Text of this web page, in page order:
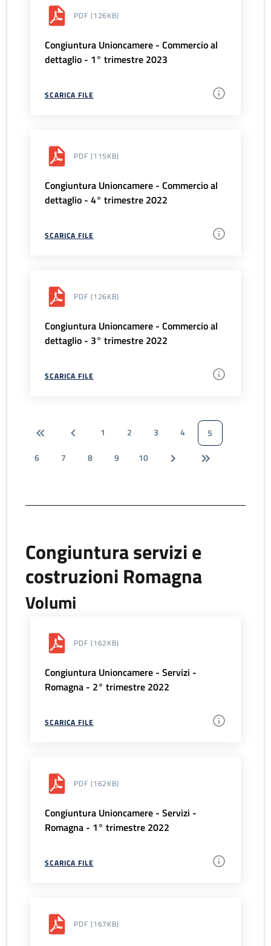
PDF (126KB)
Congiuntura Unioncamere - Commercio al
dettaglio - 1° trimestre 2023
SCARICA FILE
PDF (115KB)
Congiuntura Unioncamere - Commercio al
dettaglio - 4° trimestre 2022
SCARICA FILE
PDF (126KB)
Congiuntura Unioncamere - Commercio al
dettaglio - 3° trimestre 2022
SCARICA FILE
1 2 3 4
5
6
7 8 9 10
Congiuntura servizi e
costruzioni Romagna
Volumi
PDF (162KB)
Congiuntura Unioncamere - Servizi -
Romagna - 2° trimestre 2022
SCARICA FILE
PDF (162KB)
Congiuntura Unioncamere - Servizi -
Romagna - 1° trimestre 2022
SCARICA FILE
PDF (167KB)